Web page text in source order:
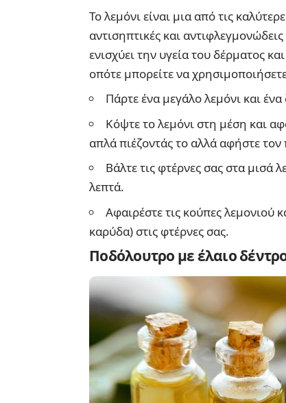
Το λεμόνι είναι μια από τις
αντισηπτικές και
ενισχύει την υγεία του δέρματος
οπότε μπορείτε να
Πάρτε ένα μεγάλο λεμόνι και
Κόψτε το λεμόνι στη μέση και
απλά πιέζοντάς το αλλά αφήστε
Βάλτε τις φτέρνες σας στα μισά
λεπτά.
Αφαιρέστε τις κούπες λεμονιού
καρύδα) στις φτέρνες σας.
Ποδόλουτρο με έλαιο